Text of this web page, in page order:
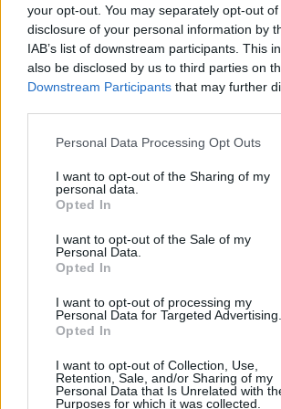
your opt-out. You may separately opt-out
disclosure of your personal information by
IAB’s list of downstream participants. This
also be disclosed by us to third parties on
Downstream Participants that may further
Personal Data Processing Opt Outs
I want to opt-out of the Sharing of my
personal data.
Opted In
I want to opt-out of the Sale of my
Personal Data.
Opted In
I want to opt-out of processing my
Personal Data for Targeted Advertising.
Opted In
I want to opt-out of Collection, Use,
Retention, Sale, and/or Sharing of my
Personal Data that Is Unrelated with
Purposes for which it was collected.
Co jest największą siłą
Na jakim atrybucie swojego umysłu
najmocniej polegać?
56 lat temu
Za czym podświadomie
Przyjrzyj się symbolom i
intuicyjnie, nie zastanawiaj się zbyt
56 lat temu
Co styl Twojego obuwia